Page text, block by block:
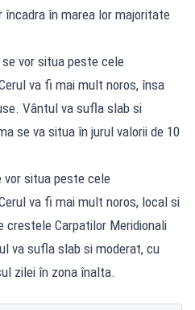
încadra în marea lor majoritate
vor situa peste cele
va fi mai mult noros, însa
Vântul va sufla slab si
se va situa în jurul valorii de 10
vor situa peste cele
va fi mai mult noros, local si
crestele Carpatilor Meridionali
va sufla slab si moderat, cu
zilei în zona înalta.